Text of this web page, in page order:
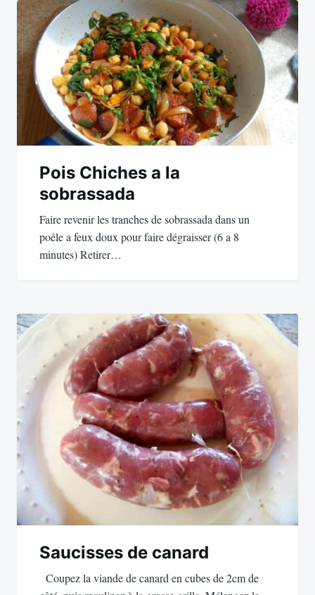
de
l’article
Pois Chiches a la
sobrassada
Faire revenir les tranches de sobrassada dans un
poêle a feux doux pour faire dégraisser (6 a 8
minutes) Retirer…
Saucisses de canard
Coupez la viande de canard en cubes de 2cm de